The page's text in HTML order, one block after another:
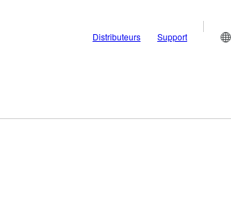
Distributeurs Support